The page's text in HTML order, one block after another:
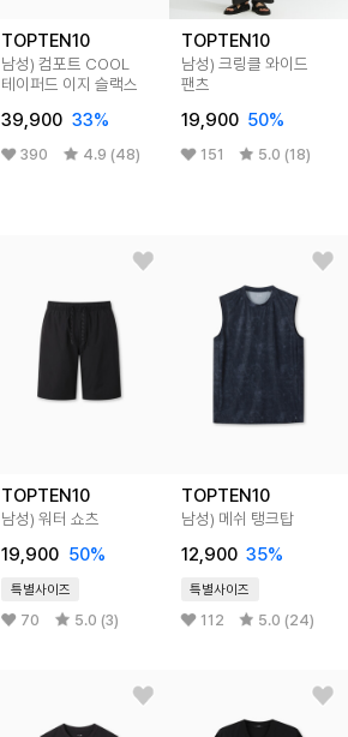
TOPTEN10
남성) 컴포트 COOL
테이퍼드 이지 슬랙스
39,900 33%
390 4.9 (48)
TOPTEN10
남성) 크링클 와이드
팬츠
19,900 50%
151 5.0 (18)
TOPTEN10
남성) 워터 쇼츠
19,900 50%
특별사이즈
70 5.0 (3)
TOPTEN10
남성) 메쉬 탱크탑
12,900 35%
특별사이즈
112 5.0 (24)